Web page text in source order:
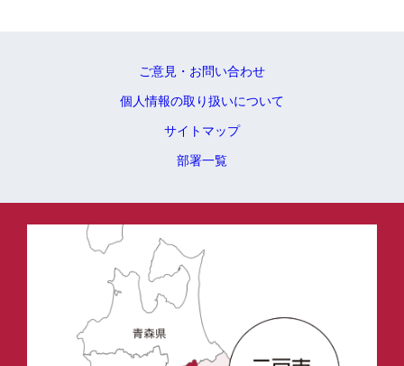
ご意見・お問い合わせ
個人情報の取り扱いについて
サイトマップ
部署一覧